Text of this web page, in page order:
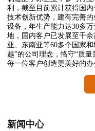
利，截至目前累计获得国
技术创新优势，建有完善
设备，年生产能力达30多
地，国内客户已发展至千
亚、东南亚等60多个国家
越”的公司理念，恪守“质
每一位客户创造更美好的办
新闻中心